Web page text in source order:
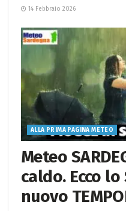
14 Febbraio 2026
ALLA PRIMA PAGINA METEO
Meteo
caldo. Ecco lo
nuovo